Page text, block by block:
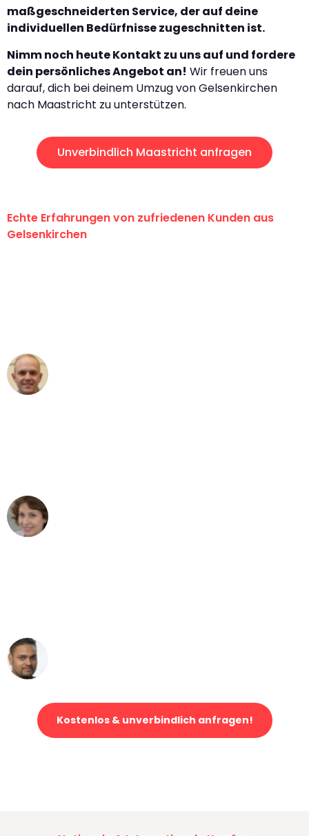
maßgeschneiderten Service, der auf deine
individuellen Bedürfnisse zugeschnitten ist.
Nimm noch heute Kontakt zu uns auf und fordere
dein persönliches Angebot an! Wir freuen uns
darauf, dich bei deinem Umzug von Gelsenkirchen
nach Maastricht zu unterstützen.
Unverbindlich Maastricht anfragen
Echte Erfahrungen von zufriedenen Kunden aus
Gelsenkirchen
Kostenlos & unverbindlich anfragen!